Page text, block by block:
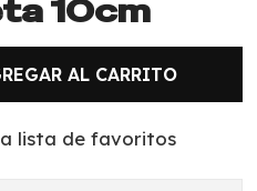
10cm
AL CARRITO
lista de favoritos